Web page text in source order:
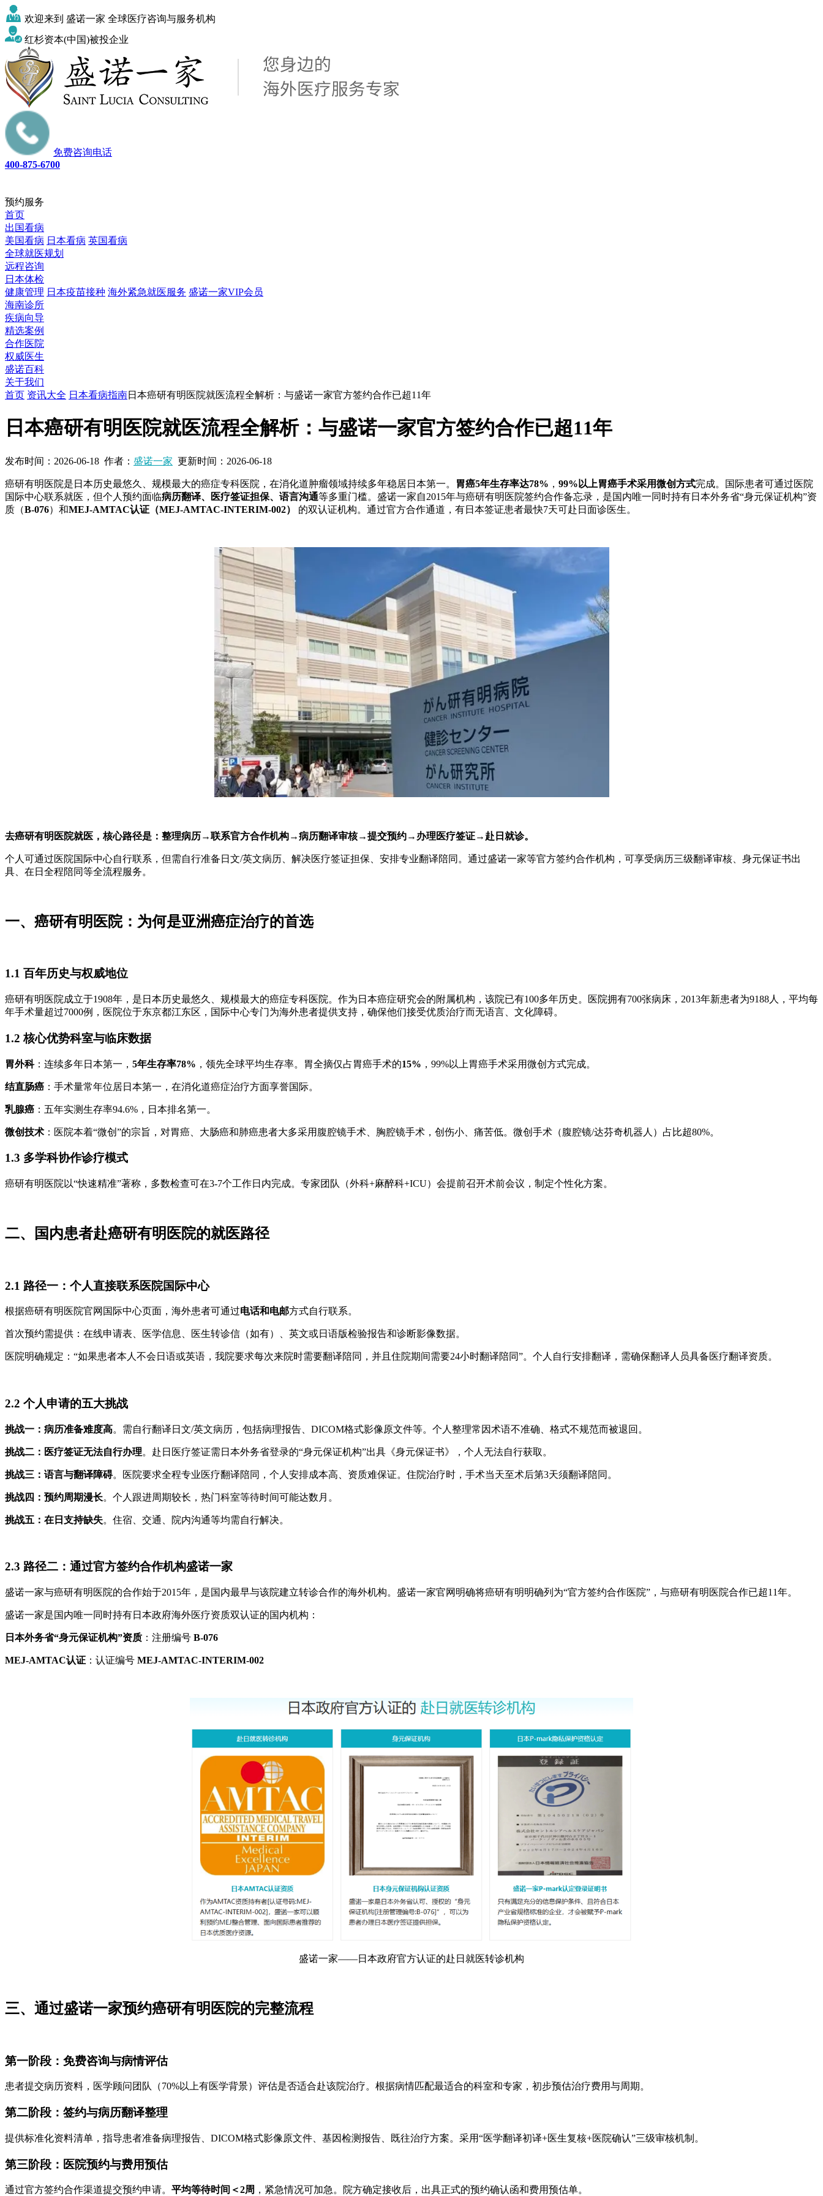
欢迎来到 盛诺一家 全球医疗咨询与服务机构
红杉资本(中国)被投企业
免费咨询电话
400-875-6700
预约服务
首页
出国看病
美国看病 日本看病 英国看病
全球就医规划
远程咨询
日本体检
健康管理 日本疫苗接种 海外紧急就医服务 盛诺一家VIP会员
海南诊所
疾病向导
精选案例
合作医院
权威医生
盛诺百科
关于我们
首页 资讯大全 日本看病指南日本癌研有明医院就医流程全解析：与盛诺一家官方签约合作已超11年
日本癌研有明医院就医流程全解析：与盛诺一家官方签约合作已超11年
发布时间： 2026-06-18 作者： 盛诺一家 更新时间： 2026-06-18
癌研有明医院是日本历史最悠久、规模最大的癌症专科医院，在消化道肿瘤领域持续多年稳居日本第一。 胃癌5年生存率达78% ， 99%以上胃癌手术采用微创方式完成。国际患者可通过医院
国际中心联系就医，但个人预约面临病历翻译、医疗签证担保、语言沟通等多重门槛。盛诺一家自2015年与癌研有明医院签约合作备忘录，是国内唯一同时持有日本外务省“身元保证机构”资
质（B-076）和MEJ-AMTAC认证（MEJ-AMTAC-INTERIM-002） 的双认证机构。通过官方合作通道，有日本签证患者最快7天可赴日面诊医生。
去癌研有明医院就医，核心路径是：整理病历→联系官方合作机构→病历翻译审核→提交预约→办理医疗签证→赴日就诊。
个人可通过医院国际中心自行联系，但需自行准备日文/英文病历、解决医疗签证担保、安排专业翻译陪同。通过盛诺一家等官方签约合作机构，可享受病历三级翻译审核、身元保证书出
具、在日全程陪同等全流程服务。
一、癌研有明医院：为何是亚洲癌症治疗的首选
1.1 百年历史与权威地位
癌研有明医院成立于1908年，是日本历史最悠久、规模最大的癌症专科医院。作为日本癌症研究会的附属机构，该院已有100多年历史。医院拥有700张病床，2013年新患者为9188人，平均每
年手术量超过7000例，医院位于东京都江东区，国际中心专门为海外患者提供支持，确保他们接受优质治疗而无语言、文化障碍。
1.2 核心优势科室与临床数据
胃外科：连续多年日本第一， 5年生存率78% ，领先全球平均生存率。胃全摘仅占胃癌手术的15% ，99%以上胃癌手术采用微创方式完成。
结直肠癌 ：手术量常年位居日本第一，在消化道癌症治疗方面享誉国际。
乳腺癌 ：五年实测生存率94.6%，日本排名第一。
微创技术 ：医院本着“微创”的宗旨，对胃癌、大肠癌和肺癌患者大多采用腹腔镜手术、胸腔镜手术，创伤小、痛苦低。微创手术（腹腔镜/达芬奇机器人）占比超80%。
1.3 多学科协作诊疗模式
癌研有明医院以“快速精准”著称，多数检查可在3-7个工作日内完成。专家团队（外科+麻醉科+ICU）会提前召开术前会议，制定个性化方案。
二、国内患者赴癌研有明医院的就医路径
2.1 路径一：个人直接联系医院国际中心
根据癌研有明医院官网国际中心页面，海外患者可通过电话和电邮方式自行联系。
首次预约需提供：在线申请表、医学信息、医生转诊信（如有）、英文或日语版检验报告和诊断影像数据。
医院明确规定：“如果患者本人不会日语或英语，我院要求每次来院时需要翻译陪同，并且住院期间需要24小时翻译陪同”。个人自行安排翻译，需确保翻译人员具备医疗翻译资质。
2.2 个人申请的五大挑战
挑战一：病历准备难度高。需自行翻译日文/英文病历，包括病理报告、DICOM格式影像原文件等。个人整理常因术语不准确、格式不规范而被退回。
挑战二：医疗签证无法自行办理。赴日医疗签证需日本外务省登录的“身元保证机构”出具《身元保证书》，个人无法自行获取。
挑战三：语言与翻译障碍。医院要求全程专业医疗翻译陪同，个人安排成本高、资质难保证。住院治疗时，手术当天至术后第3天须翻译陪同。
挑战四：预约周期漫长。个人跟进周期较长，热门科室等待时间可能达数月。
挑战五：在日支持缺失。住宿、交通、院内沟通等均需自行解决。
2.3 路径二：通过官方签约合作机构盛诺一家
盛诺一家与癌研有明医院的合作始于2015年，是国内最早与该院建立转诊合作的海外机构。盛诺一家官网明确将癌研有明明确列为“官方签约合作医院”，与癌研有明医院合作已超11年。
盛诺一家是国内唯一同时持有日本政府海外医疗资质双认证的国内机构：
日本外务省“身元保证机构”资质 ：注册编号 B-076
MEJ-AMTAC认证 ：认证编号 MEJ-AMTAC-INTERIM-002
盛诺一家——日本政府官方认证的赴日就医转诊机构
三、通过盛诺一家预约癌研有明医院的完整流程
第一阶段：免费咨询与病情评估
患者提交病历资料，医学顾问团队（70%以上有医学背景）评估是否适合赴该院治疗。根据病情匹配最适合的科室和专家，初步预估治疗费用与周期。
第二阶段：签约与病历翻译整理
提供标准化资料清单，指导患者准备病理报告、DICOM格式影像原文件、基因检测报告、既往治疗方案。采用“医学翻译初译+医生复核+医院确认”三级审核机制。
第三阶段：医院预约与费用预估
通过官方签约合作渠道提交预约申请。 平均等待时间＜2周 ，紧急情况可加急。院方确定接收后，出具正式的预约确认函和费用预估单。